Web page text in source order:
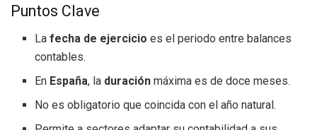
Puntos Clave
Lafecha de ejercicio es el periodo entre balances
contables.
En España, la duración máxima es de doce meses.
No es obligatorio que coincida con el año natural.